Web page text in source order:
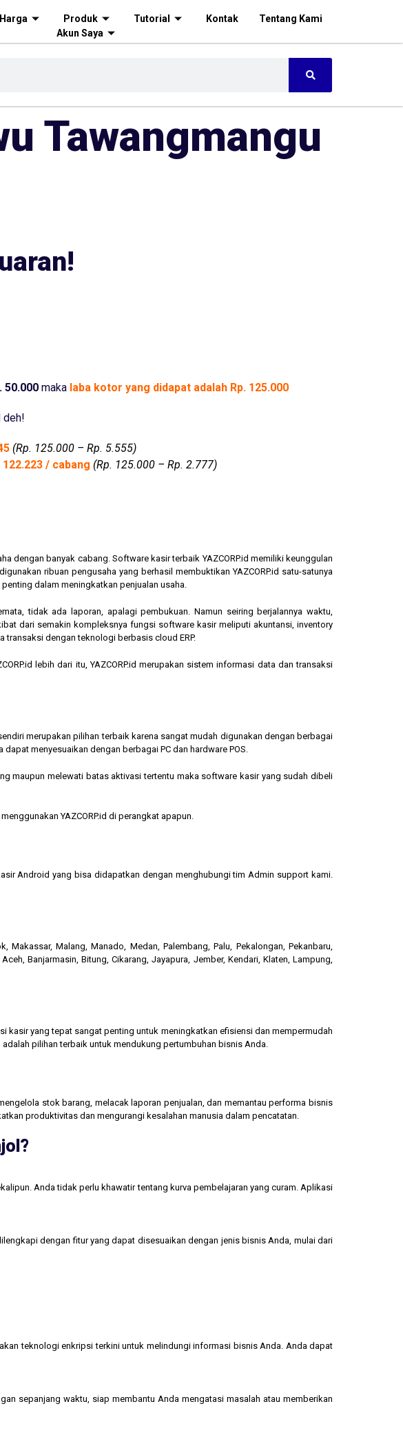
Harga Produk Tutorial Kontak
Tentang Kami
Akun Saya
Tawangmangu
50.000 maka laba kotor yang didapat adalah Rp. 125.000
deh!
(Rp. 125.000 – Rp. 5.555)
/ cabang (Rp. 125.000 – Rp. 2.777)
dengan banyak cabang. Software kasir terbaik YAZCORP.id memiliki keunggulan
ribuan pengusaha yang berhasil membuktikan YAZCORP.id satu-satunya
dalam meningkatkan penjualan usaha.
tidak ada laporan, apalagi pembukuan. Namun seiring berjalannya waktu,
dari semakin kompleksnya fungsi software kasir meliputi akuntansi, inventory
transaksi dengan teknologi berbasis cloud ERP.
lebih dari itu, YAZCORP.id merupakan sistem informasi data dan transaksi
merupakan pilihan terbaik karena sangat mudah digunakan dengan berbagai
menyesuaikan dengan berbagai PC dan hardware POS.
maupun melewati batas aktivasi tertentu maka software kasir yang sudah dibeli
YAZCORP.id di perangkat apapun.
Android yang bisa didapatkan dengan menghubungi tim Admin support kami.
Malang, Manado, Medan, Palembang, Palu, Pekalongan, Pekanbaru,
Banjarmasin, Bitung, Cikarang, Jayapura, Jember, Kendari, Klaten, Lampung,
yang tepat sangat penting untuk meningkatkan efisiensi dan mempermudah
adalah pilihan terbaik untuk mendukung pertumbuhan bisnis Anda.
stok barang, melacak laporan penjualan, dan memantau performa bisnis
produktivitas dan mengurangi kesalahan manusia dalam pencatatan.
Anda tidak perlu khawatir tentang kurva pembelajaran yang curam. Aplikasi
dengan fitur yang dapat disesuaikan dengan jenis bisnis Anda, mulai dari
teknologi enkripsi terkini untuk melindungi informasi bisnis Anda. Anda dapat
sepanjang waktu, siap membantu Anda mengatasi masalah atau memberikan